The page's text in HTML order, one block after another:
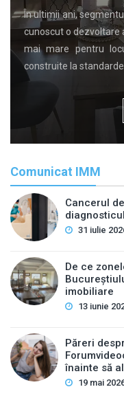
În ultimii ani,
cunoscut o dezvoltare
mai mare pentru
construite la
Comunicat IMM
Cancerul
31 iulie
De ce
imobiliare
13 iunie
Păreri
înainte să
19 mai